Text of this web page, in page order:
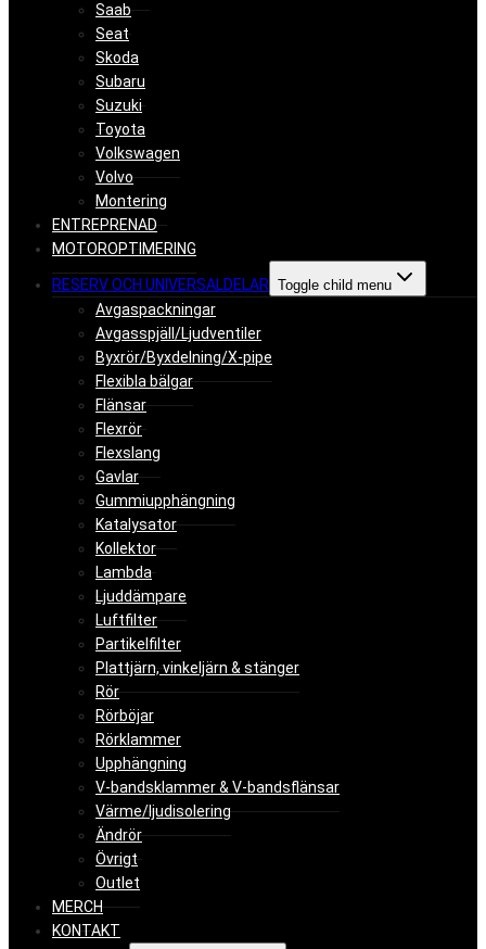
Saab
Seat
Skoda
Subaru
Suzuki
Toyota
Volkswagen
Volvo
Montering
ENTREPRENAD
MOTOROPTIMERING
RESERV OCH UNIVERSALDELAR Toggle child menu
Avgaspackningar
Avgasspjäll/Ljudventiler
Byxrör/Byxdelning/X-pipe
Flexibla bälgar
Flänsar
Flexrör
Flexslang
Gavlar
Gummiupphängning
Katalysator
Kollektor
Lambda
Ljuddämpare
Luftfilter
Partikelfilter
Plattjärn, vinkeljärn & stänger
Rör
Rörböjar
Rörklammer
Upphängning
V-bandsklammer & V-bandsflänsar
Värme/ljudisolering
Ändrör
Övrigt
Outlet
MERCH
KONTAKT